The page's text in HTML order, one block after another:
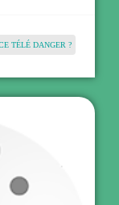
TÉLÉ DANGER ?